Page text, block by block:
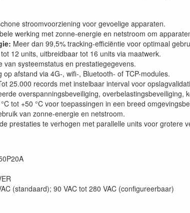
stroomvoorziening voor gevoelige apparaten.
werking met zonne-energie en netstroom om
Meer dan 99,5% tracking-efficiëntie voor optimaal
12 units, uitbreidbaar tot 16 units via maatwerk.
van systeemstatus en prestatiegegevens.
op afstand via 4G-, wifi-, Bluetooth- of TCP-modules.
25.000 records met instelbaar interval voor
overspanningsbeveiliging, overbelastingsbeveiliging,
tot +50 °C voor toepassingen in een breed
van zonne-energie en netstroom.
prestaties te verhogen met parallelle units voor grotere
(standaard); 90 VAC tot 280 VAC (configureerbaar)